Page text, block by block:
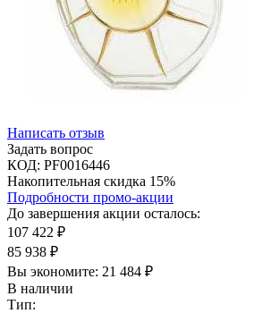
Написать отзыв
Задать вопрос
КОД: PF0016446
Накопительная скидка 15%
Подробности промо-акции
До завершения акции осталось:
107 422 ₽
85 938 ₽
Вы экономите: 21 484 ₽
В наличии
Тип: